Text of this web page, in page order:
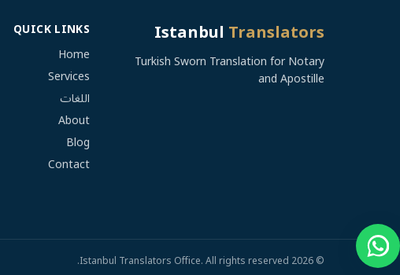
IstanbulTranslators
Turkish Sworn Translation for Notary
and Apostille
QUICK LINKS
Home
Services
اللغات
About
Blog
Contact
©
2026
Istanbul Translators Office.All rights reserved.